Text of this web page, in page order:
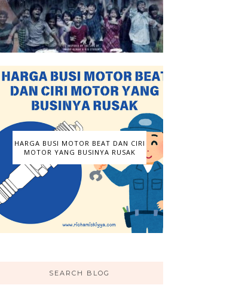
HARGA BUSI MOTOR BEAT DAN CIRI
MOTOR YANG BUSINYA RUSAK
SEARCH BLOG